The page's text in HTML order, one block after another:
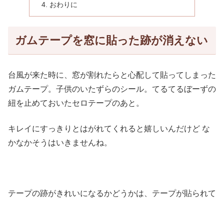
おわりに
ガムテープを窓に貼った跡が消えない
台風が来た時に、窓が割れたらと心配して貼ってしまった
ガムテープ。子供のいたずらのシール。てるてるぼーずの
紐を止めておいたセロテープのあと。
キレイにすっきりとはがれてくれると嬉しいんだけど な
かなかそうはいきませんね。
テープの跡がきれいになるかどうかは、テープが貼られて